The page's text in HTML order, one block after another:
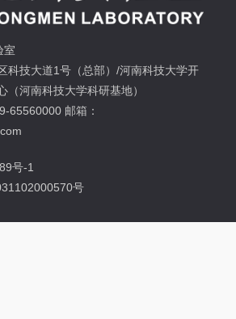
室
科技大道1号（总部）/河南科技大学开
（河南科技大学科研基地）
65560000 邮箱：
号-1
号